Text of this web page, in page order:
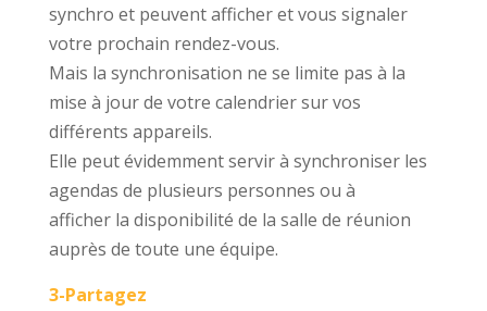
synchro et peuvent afficher et vous signaler
votre prochain rendez-vous.
Mais la synchronisation ne se limite pas à la
mise à jour de votre calendrier sur vos
différents appareils.
Elle peut évidemment servir à synchroniser les
agendas de plusieurs personnes ou à
afficher la disponibilité de la salle de réunion
auprès de toute une équipe.
3-Partagez